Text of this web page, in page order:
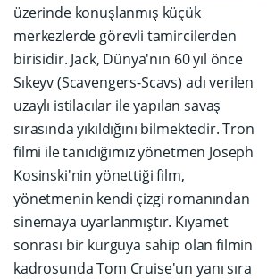
üzerinde konuşlanmış küçük
merkezlerde görevli tamircilerden
birisidir. Jack, Dünya'nın 60 yıl önce
Sıkeyv (Scavengers-Scavs) adı verilen
uzaylı istilacılar ile yapılan savaş
sırasında yıkıldığını bilmektedir. Tron
filmi ile tanıdığımız yönetmen Joseph
Kosinski'nin yönettiği film,
yönetmenin kendi çizgi romanından
sinemaya uyarlanmıştır. Kıyamet
sonrası bir kurguya sahip olan filmin
kadrosunda Tom Cruise'un yanı sıra